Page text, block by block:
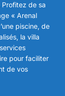
de sa
« Arenal
piscine, de
la villa
pour faciliter
de vos